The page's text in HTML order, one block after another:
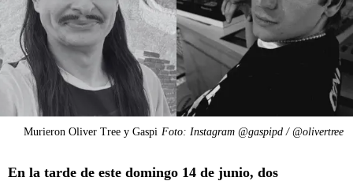
Murieron Oliver Tree y Gaspi Foto: Instagram @gaspipd / @olivertree
En la tarde de este domingo 14 de junio, dos